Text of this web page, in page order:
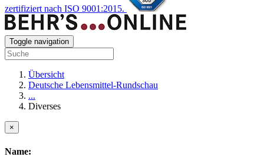
zertifiziert nach ISO 9001:2015.
Toggle navigation
Übersicht
Deutsche Lebensmittel-Rundschau
...
Diverses
×
Name: